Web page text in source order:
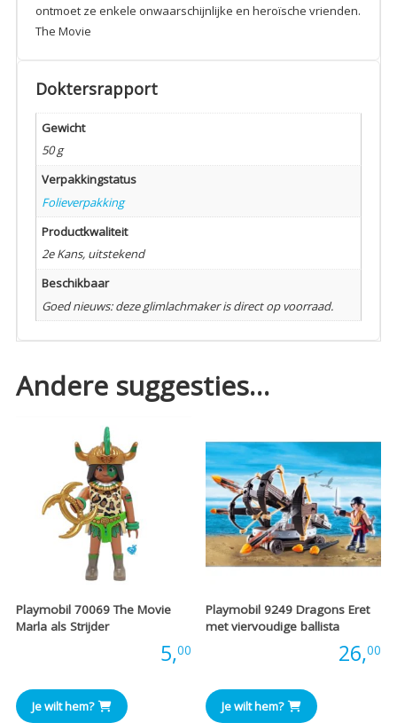
ontmoet ze enkele onwaarschijnlijke en heroïsche vrienden.
The Movie
Doktersrapport
Gewicht
50 g
Verpakkingstatus
Folieverpakking
Productkwaliteit
2e Kans, uitstekend
Beschikbaar
Goed nieuws: deze glimlachmaker is direct op voorraad.
Andere suggesties…
Playmobil 70069 The Movie
Marla als Strijder
5,00
Je wilt hem?
Playmobil 9249 Dragons Eret
met viervoudige ballista
26,00
Je wilt hem?